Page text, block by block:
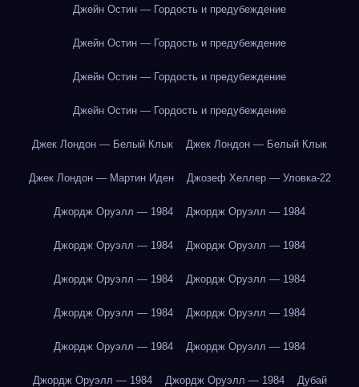
Джейн Остин — Гордость и предубеждение
Джейн Остин — Гордость и предубеждение
Джейн Остин — Гордость и предубеждение
Джейн Остин — Гордость и предубеждение
Джек Лондон — Белый Клык Джек Лондон — Белый Клык
Джек Лондон — Мартин Иден Джозеф Хеллер — Уловка-22
Джордж Оруэлл — 1984 Джордж Оруэлл — 1984
Джордж Оруэлл — 1984 Джордж Оруэлл — 1984
Джордж Оруэлл — 1984 Джордж Оруэлл — 1984
Джордж Оруэлл — 1984 Джордж Оруэлл — 1984
Джордж Оруэлл — 1984 Джордж Оруэлл — 1984
Джордж Оруэлл — 1984 Джордж Оруэлл — 1984 Дубай